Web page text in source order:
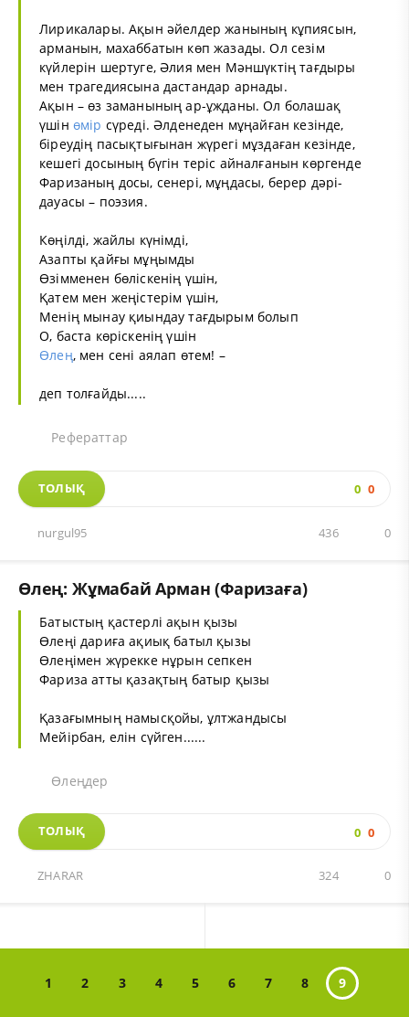
Лирикалары. Ақын әйелдер жанының кұпиясын,
арманын, махаббатын көп жазады. Ол сезім
күйлерін шертуге, Әлия мен Мәншүктің тағдыры
мен трагедиясына дастандар арнады.
Ақын – өз заманының ар-ұжданы. Ол болашақ
үшін өмір сүреді. Әлденеден мұңайған кезінде,
біреудің пасықтығынан жүрегі мұздаған кезінде,
кешегі досының бүгін теріс айналғанын көргенде
Фаризаның досы, сенері, мұңдасы, берер дәрі-
дауасы – поэзия.
Көңілді, жайлы күнімді,
Азапты қайғы мұңымды
Өзімменен бөліскенің үшін,
Қатем мен жеңістерім үшін,
Менің мынау қиындау тағдырым болып
О, баста көріскенің үшін
Өлең, мен сені аялап өтем! –
деп толғайды.....
Рефераттар
ТОЛЫҚ 0 0
nurgul95 0
436
Өлең: Жұмабай Арман (Фаризаға)
Батыстың қастерлі ақын қызы
Өлеңі дариға ақиық батыл қызы
Өлеңімен жүрекке нұрын сепкен
Фариза атты қазақтың батыр қызы
Қазағымның намысқойы, ұлтжандысы
Мейірбан, елін сүйген......
Өлеңдер
ТОЛЫҚ 0 0
ZHARAR 0
324
1 2 3 4 5 6 7 8 9